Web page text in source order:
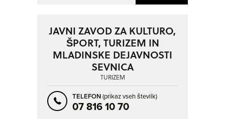
JAVNI ZAVOD ZA KULTURO,
ŠPORT, TURIZEM IN
MLADINSKE DEJAVNOSTI
SEVNICA
TURIZEM
TELEFON(prikaz vseh številk)
07 816 10 70